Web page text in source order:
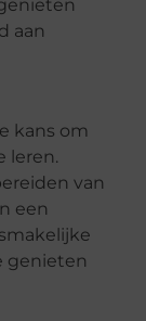
aan
kans om
leren.
van
een
genieten